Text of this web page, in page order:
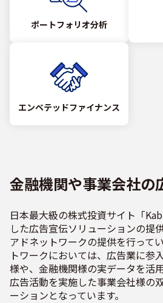
ポートフォリオ分析
エンベテッドファイナンス
金融機関や事業会社の
日本最大級の株式投資サイト「
した広告宣伝ソリューションの提
アドネットワークの提供を行って
トワークにおいては、広告業に参
様や、金融機関様の実データを活
広告活動を実施した事業会社様の
ーションとなっています。